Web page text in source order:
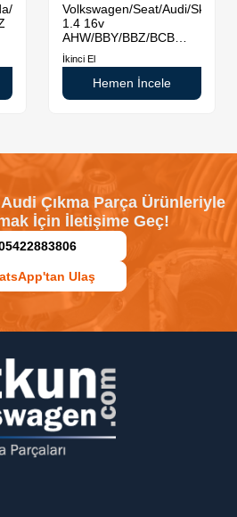
Audi
Volkswagen/Seat/Audi/Skoda
1.4 16v
AHW/BBY/BBZ/BCB
DOLU MOTOR
İkinci El
Hemen İncele
Çıkma Parça Ürünleriyle
İçin İletişime Geç!
Ulaş